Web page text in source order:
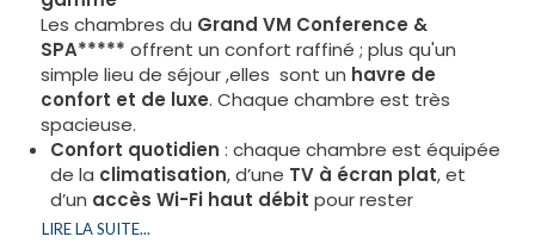
piscines extérieures de l'
les petits et les grands, ainsi que de sa proximité
immédiate avec uneplage privée aménagée
accessible en quelques minutes à pied; pour des
moments privilégiés face à la mer dans un cadre
raffiné, savourez l’un des joyaux du
Conference & Spa*** : sapiscine Infinity en
rooftop, suspendue au-dessus de l’Adriatique. Ici,
l’eau se confond avec l’horizon, offrant une
panoramique à couper le souffle
Les chambres du Grand VM Conference &
SPA***** offrent un confort raffiné ; plus qu'un
simple lieu de séjour ,elles sont un havre de
confort et de luxe. Chaque chambre est très
spacieuse.
Confort quotidien : chaque chambre est équipée
de la climatisation, d’une TV à écran plat, et
d’un accès Wi-Fi haut débit pour rester
connecté
LIRE LA SUITE...